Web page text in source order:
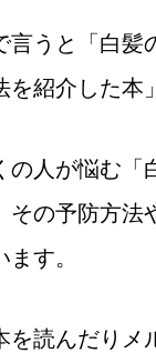
言うと「白髪
紹介した本
の人が悩む「
その予防方法
す。
を読んだりメ